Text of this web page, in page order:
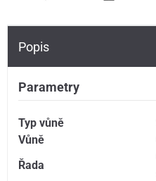
Popis
Parametry
Typ vůně
Vůně
Řada